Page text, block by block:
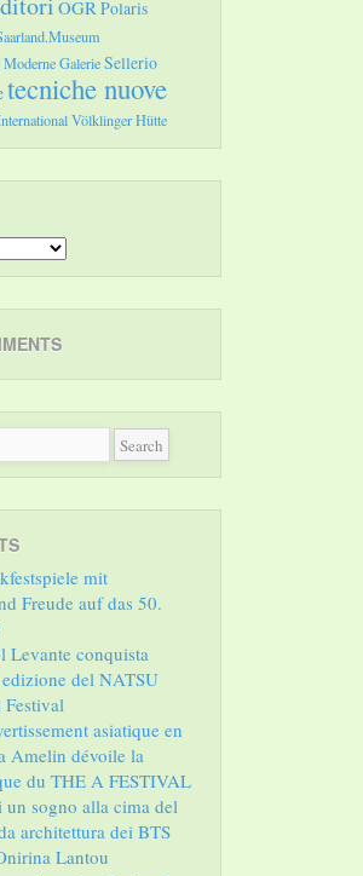
OGRPolaris
GalerieSellerio
tecniche nuove
Völklinger Hütte
mit
Freude auf das 50.
Levante conquista
del NATSU
asiatique en
Amelin dévoile la
du THE A FESTIVAL
un sogno alla cima del
architettura dei BTS
Lantou